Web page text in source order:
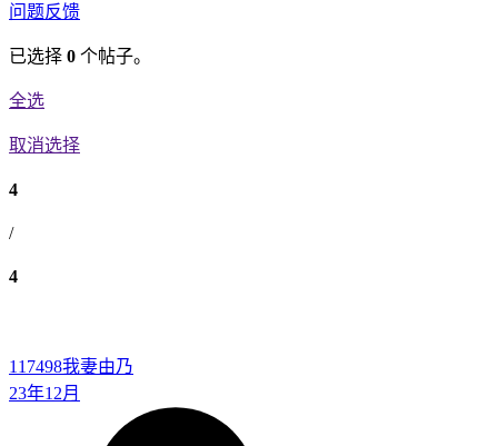
问题反馈
已选择 0 个帖子。
全选
取消选择
4
/
4
117498我妻由乃
23年12月